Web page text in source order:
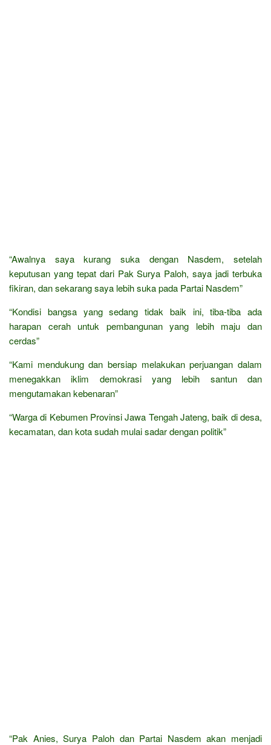
“Awalnya saya kurang suka dengan Nasdem, setelah
keputusan yang tepat dari Pak Surya Paloh, saya jadi terbuka
fikiran, dan sekarang saya lebih suka pada Partai Nasdem”
“Kondisi bangsa yang sedang tidak baik ini, tiba-tiba ada
harapan cerah untuk pembangunan yang lebih maju dan
cerdas”
“Kami mendukung dan bersiap melakukan perjuangan dalam
menegakkan iklim demokrasi yang lebih santun dan
mengutamakan kebenaran”
“Warga di Kebumen Provinsi Jawa Tengah Jateng, baik di desa,
kecamatan, dan kota sudah mulai sadar dengan politik”
“Pak Anies, Surya Paloh dan Partai Nasdem akan menjadi